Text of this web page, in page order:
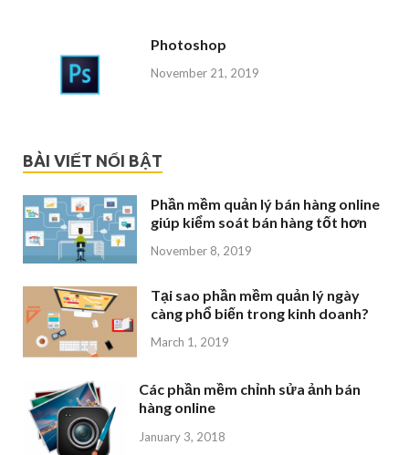
Photoshop
November 21, 2019
BÀI VIẾT NỔI BẬT
Phần mềm quản lý bán hàng online
giúp kiểm soát bán hàng tốt hơn
November 8, 2019
Tại sao phần mềm quản lý ngày
càng phổ biến trong kinh doanh?
March 1, 2019
Các phần mềm chỉnh sửa ảnh bán
hàng online
January 3, 2018